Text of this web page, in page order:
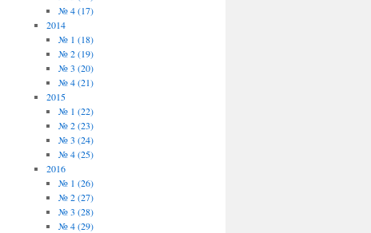
№ 4 (17)
2014
№ 1 (18)
№ 2 (19)
№ 3 (20)
№ 4 (21)
2015
№ 1 (22)
№ 2 (23)
№ 3 (24)
№ 4 (25)
2016
№ 1 (26)
№ 2 (27)
№ 3 (28)
№ 4 (29)